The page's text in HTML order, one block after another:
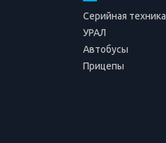
Серийная техника
УРАЛ
Автобусы
Прицепы